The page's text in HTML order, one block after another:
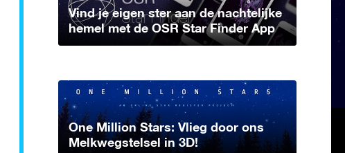
Vind je eigen ster aan de nachtelijke
hemel met de OSR Star Finder App
One Million Stars: Vlieg door ons
Melkwegstelsel in 3D!